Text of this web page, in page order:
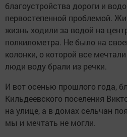
благоустройства дороги и
первостепенной проблемой.
жизнь ходили за водой на
полкилометра. Не было на
колонки, о которой все
люди воду брали из речки.
И вот осенью прошлого года,
Кильдеевского поселения
на улице, а в домах сельчан
мы и мечтать не могли.